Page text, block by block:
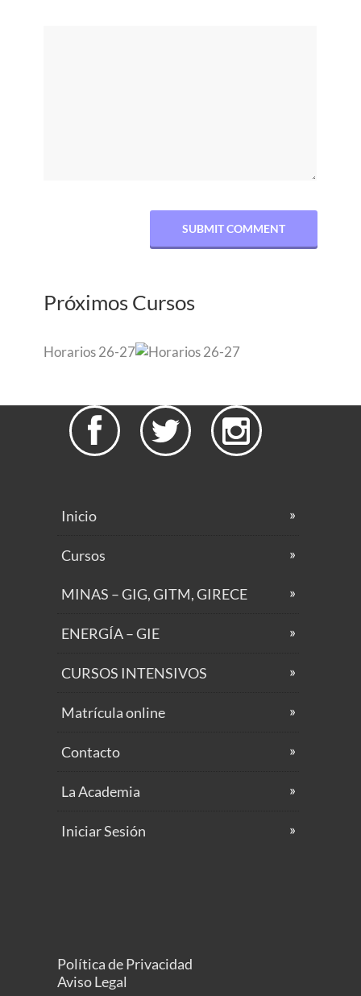
Próximos Cursos
Horarios 26-27
  
Inicio
Cursos
MINAS – GIG, GITM, GIRECE
ENERGÍA – GIE
CURSOS INTENSIVOS
Matrícula online
Contacto
La Academia
Iniciar Sesión
Política de Privacidad
Aviso Legal